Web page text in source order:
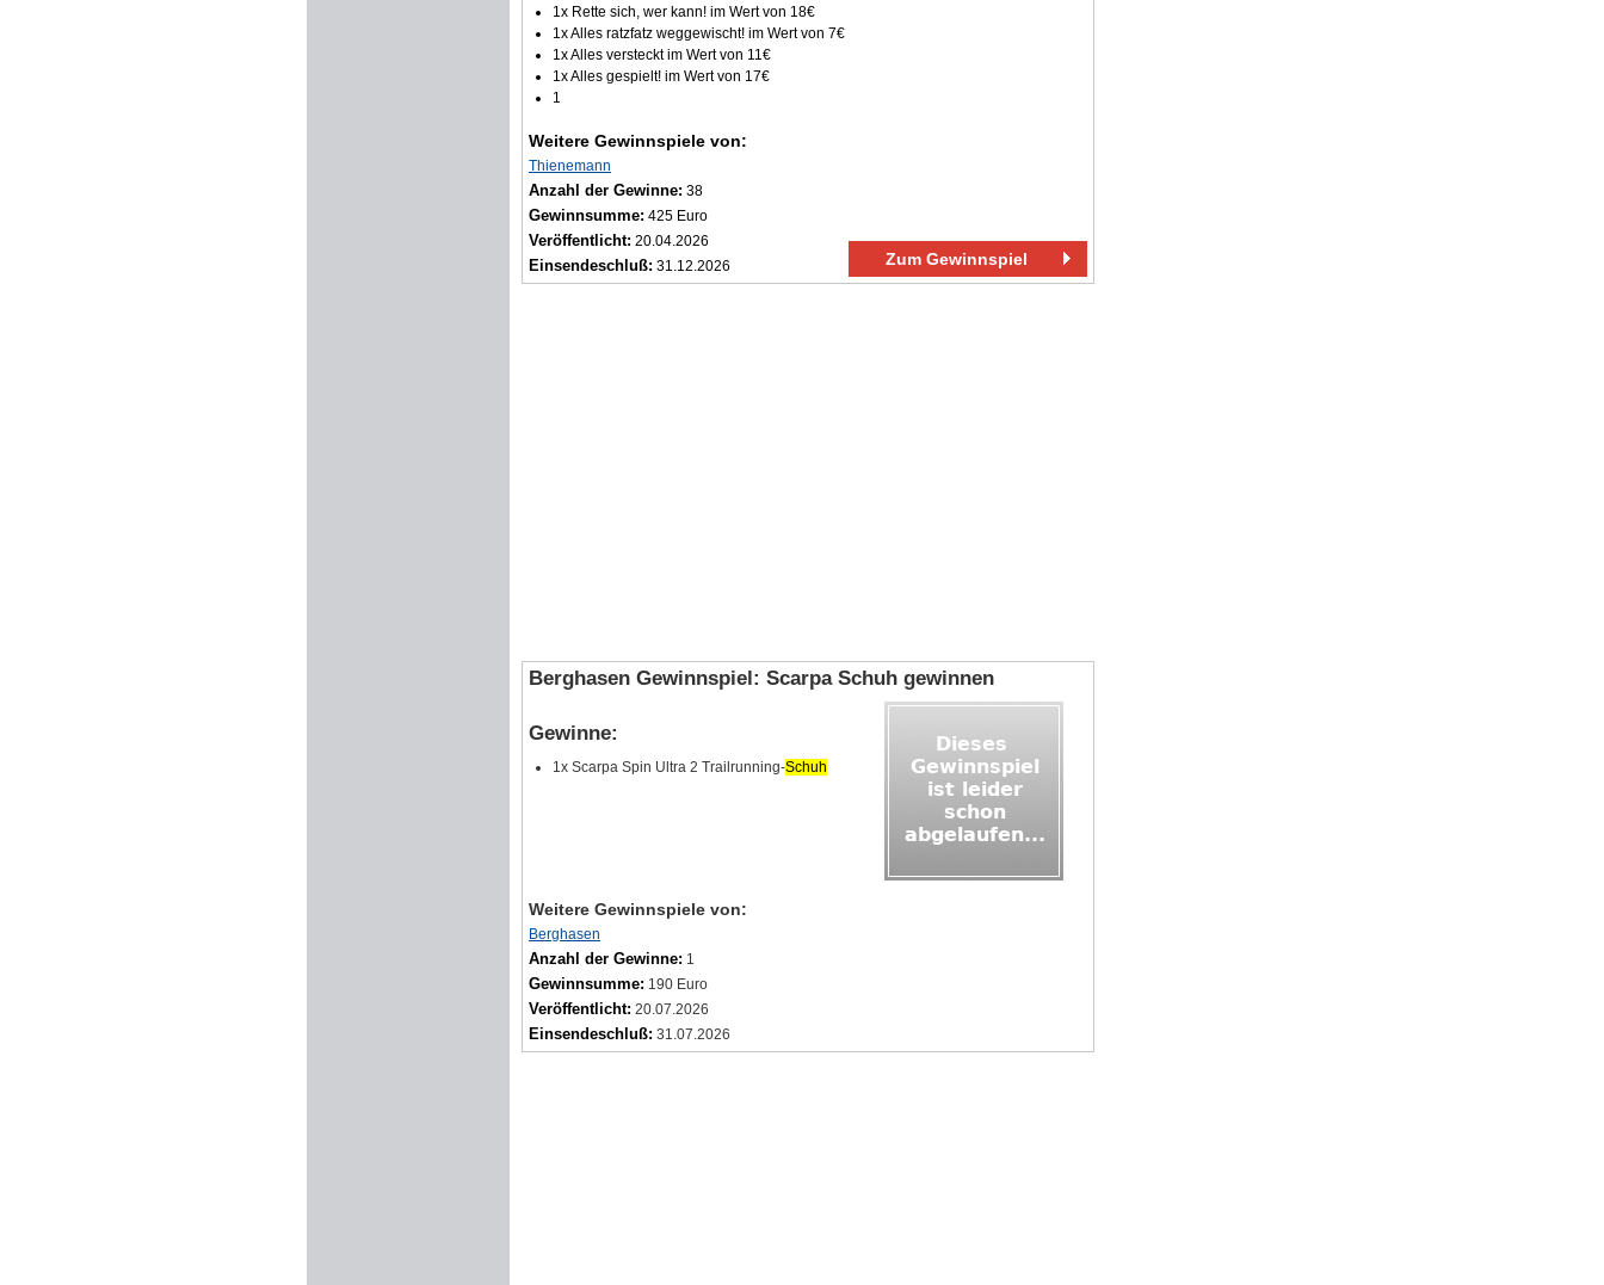
1x Rette sich, wer kann! im Wert von 18€
1x Alles ratzfatz weggewischt! im Wert von 7€
1x Alles versteckt im Wert von 11€
1x Alles gespielt! im Wert von 17€
1
Weitere Gewinnspiele von:
Thienemann
Anzahl der Gewinne: 38
Gewinnsumme: 425 Euro
Veröffentlicht: 20.04.2026
Einsendeschluß: 31.12.2026 Zum Gewinnspiel
Berghasen Gewinnspiel: Scarpa Schuh gewinnen
Gewinne:
1x Scarpa Spin Ultra 2 Trailrunning‑Schuh
Weitere Gewinnspiele von:
Berghasen
Anzahl der Gewinne: 1
Gewinnsumme: 190 Euro
Veröffentlicht: 20.07.2026
Einsendeschluß: 31.07.2026